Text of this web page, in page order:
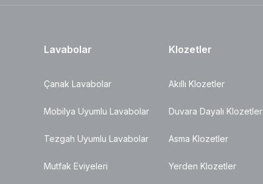
Lavabolar
Çanak Lavabolar
Mobilya Uyumlu Lavabolar
Tezgah Uyumlu Lavabolar
Mutfak Eviyeleri
Klozetler
Akıllı Klozetler
Duvara Dayalı Klozetler
Asma Klozetler
Yerden Klozetler